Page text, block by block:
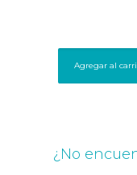
Agregar al
¿No